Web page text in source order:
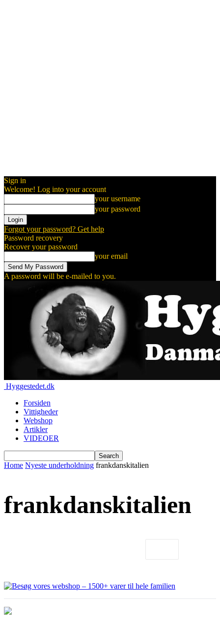
Sign in
Welcome! Log into your account
your username
your password
Forgot your password? Get help
Password recovery
Recover your password
your email
A password will be e-mailed to you.
Hyggestedet.dk
Forsiden
Vittigheder
Webshop
Artikler
VIDEOER
Home Nyeste underholdning frankdanskitalien
frankdanskitalien